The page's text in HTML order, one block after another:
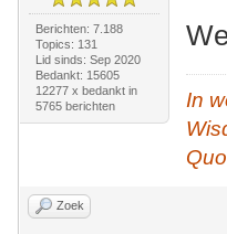
Berichten: 7.188
Topics: 131
Lid sinds: Sep 2020
Bedankt: 15605
12277 x bedankt in
5765 berichten
In
Zoek